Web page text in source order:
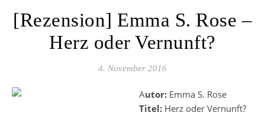
[Rezension] Emma S. Rose –
Herz oder Vernunft?
4. November 2016
Autor: Emma S. Rose
Titel: Herz oder Vernunft?